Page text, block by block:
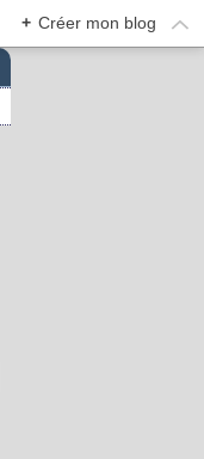
+ Créer mon blog